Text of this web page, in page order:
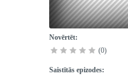
Novērtēt:
(0)
Saistītās epizodes: